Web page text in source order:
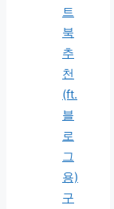
트
북
추
천
(ft.
블
로
그
용)
구